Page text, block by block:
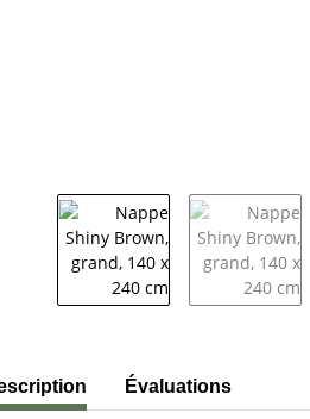
Évaluations